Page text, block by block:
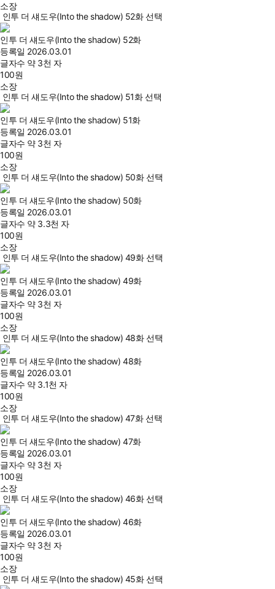
소장
인투 더 섀도우(Into the shadow) 52화 선택
인투 더 섀도우(Into the shadow) 52화
등록일 2026.03.01
글자수 약 3천 자
100원
소장
인투 더 섀도우(Into the shadow) 51화 선택
인투 더 섀도우(Into the shadow) 51화
등록일 2026.03.01
글자수 약 3천 자
100원
소장
인투 더 섀도우(Into the shadow) 50화 선택
인투 더 섀도우(Into the shadow) 50화
등록일 2026.03.01
글자수 약 3.3천 자
100원
소장
인투 더 섀도우(Into the shadow) 49화 선택
인투 더 섀도우(Into the shadow) 49화
등록일 2026.03.01
글자수 약 3천 자
100원
소장
인투 더 섀도우(Into the shadow) 48화 선택
인투 더 섀도우(Into the shadow) 48화
등록일 2026.03.01
글자수 약 3.1천 자
100원
소장
인투 더 섀도우(Into the shadow) 47화 선택
인투 더 섀도우(Into the shadow) 47화
등록일 2026.03.01
글자수 약 3천 자
100원
소장
인투 더 섀도우(Into the shadow) 46화 선택
인투 더 섀도우(Into the shadow) 46화
등록일 2026.03.01
글자수 약 3천 자
100원
소장
인투 더 섀도우(Into the shadow) 45화 선택